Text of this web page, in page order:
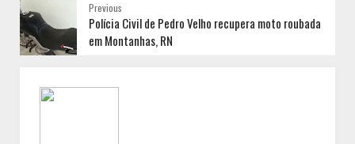
Previous
Polícia Civil de Pedro Velho recupera moto roubada
em Montanhas, RN